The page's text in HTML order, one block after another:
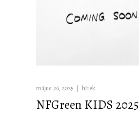
május 26, 2025 hírek
NFGreen KIDS 2025